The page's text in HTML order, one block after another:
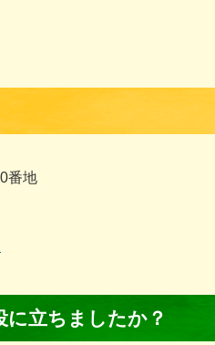
番地
に立ちましたか？